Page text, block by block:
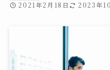
2021年2月18日 2023年